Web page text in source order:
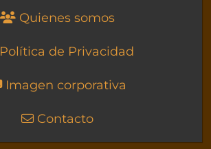
Quienes somos
Política de Privacidad
Imagen corporativa
Contacto